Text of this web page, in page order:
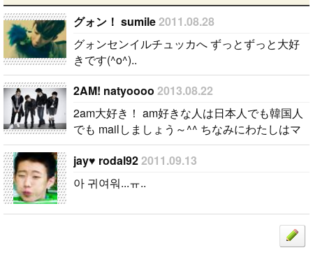
グォン！ sumile2011.08.28
グォンセンイルチュッカへ ずっとずっと大好
きです(^o^)..
2AM! natyoooo 2013.08.22
2am大好き！ am好きな人は日本人でも韓国人
でも mailしましょう～^^ ちなみにわたしはマ
ンネのJinwoonが好きです！ 나는 2AM을 아주
좋아합니다 ! 2AM을 좋아하는 사람은 메일 주십
시오 ^^..
jay♥ rodal922011.09.13
아 귀여워...ㅠ..